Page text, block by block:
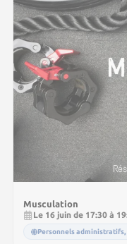
Musculation
Le 16 juin de 17:30 à
Personnels